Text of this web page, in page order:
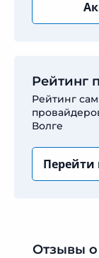
Рейтинг
Рейтинг
Волге
Перейти
Отзывы о